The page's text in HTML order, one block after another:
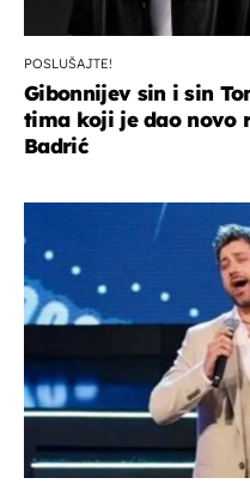
POSLUŠAJTE!
Gibonnijev sin i sin
tima koji je dao novo
Badrić